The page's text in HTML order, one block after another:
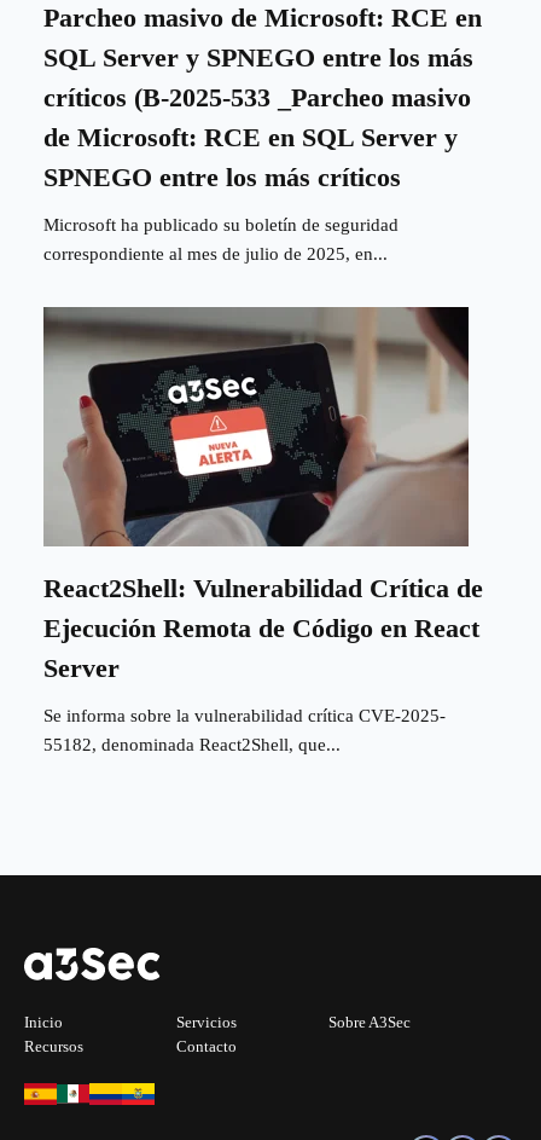
Parcheo masivo de Microsoft: RCE en
SQL Server y SPNEGO entre los más
críticos (B-2025-533 _Parcheo masivo
de Microsoft: RCE en SQL Server y
SPNEGO entre los más críticos
Microsoft ha publicado su boletín de seguridad
correspondiente al mes de julio de 2025, en...
React2Shell: Vulnerabilidad Crítica de
Ejecución Remota de Código en React
Server
Se informa sobre la vulnerabilidad crítica CVE-2025-
55182, denominada React2Shell, que...
Inicio Servicios
Sobre A3Sec
Recursos
Contacto